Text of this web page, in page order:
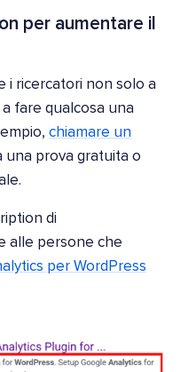
per aumentare il
i ricercatori non solo a
fare qualcosa una
chiamare un
una prova gratuita o
di
alle persone che
per WordPress